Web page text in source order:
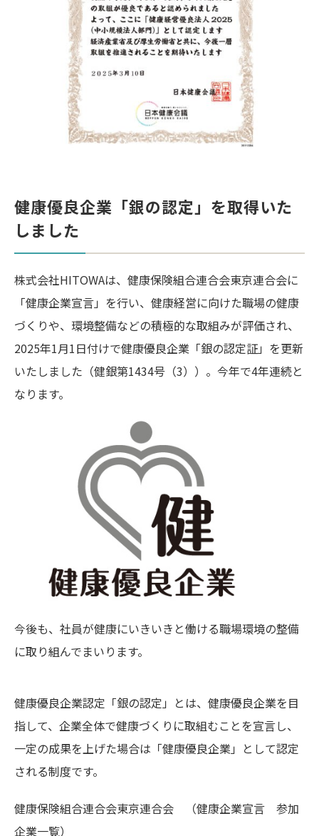
健康優良企業「銀の認定」を取得いた
しました
株式会社HITOWAは、健康保険組合連合会東京連合会に
「健康企業宣言」を行い、健康経営に向けた職場の健康
づくりや、環境整備などの積極的な取組みが評価され、
2025年1月1日付けで健康優良企業「銀の認定証」を更新
いたしました（健銀第1434号（3））。今年で4年連続と
なります。
今後も、社員が健康にいきいきと働ける職場環境の整備
に取り組んでまいります。
健康優良企業認定「銀の認定」とは、健康優良企業を目
指して、企業全体で健康づくりに取組むことを宣言し、
一定の成果を上げた場合は「健康優良企業」として認定
される制度です。
健康保険組合連合会東京連合会 （健康企業宣言 参加
企業一覧）